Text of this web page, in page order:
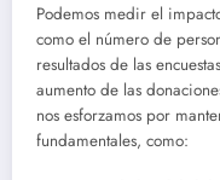
Podemos medir el
como el número de
resultados de las
aumento de las
nos esforzamos por
fundamentales, como: